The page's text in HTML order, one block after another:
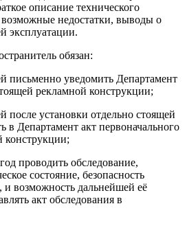
описание технического
возможные недостатки, выводы о
эксплуатации.
обязан:
письменно уведомить Департамент
рекламной конструкции;
после установки отдельно стоящей
в Департамент акт первоначального
конструкции;
проводить обследование,
состояние, безопасность
возможность дальнейшей её
акт обследования в